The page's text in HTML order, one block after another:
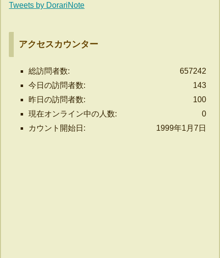
Tweets by DorariNote
アクセスカウンター
657242
総訪問者数:
143
今日の訪問者数:
100
昨日の訪問者数:
0
現在オンライン中の人数:
1999年1月7日
カウント開始日: